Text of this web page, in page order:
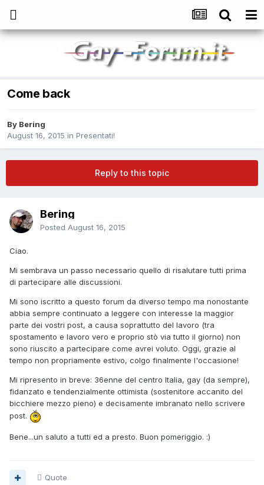
Come back
By Bering
August 16, 2015 in Presentati!
Reply to this topic
Bering
Posted August 16, 2015
Ciao.
Mi sembrava un passo necessario quello di risalutare tutti prima
di partecipare alle discussioni.
Mi sono iscritto a questo forum da diverso tempo ma nonostante
abbia sempre continuato a leggere con interesse la maggior
parte dei vostri post, a causa soprattutto del lavoro (tra
spostamento e lavoro vero e proprio stò via tutto il giorno) non
sono riuscito a partecipare come avrei voluto. Oggi, grazie al
tempo non propriamente estivo, colgo finalmente l'occasione!
Mi ripresento in breve: 36enne del centro Italia, gay (da sempre),
fidanzato e tendenzialmente ottimista (sostenitore accanito del
bicchiere mezzo pieno) e decisamente imbranato nello scrivere
post.
Bene...un saluto a tutti ed a presto. Buon pomeriggio. :)
Quote